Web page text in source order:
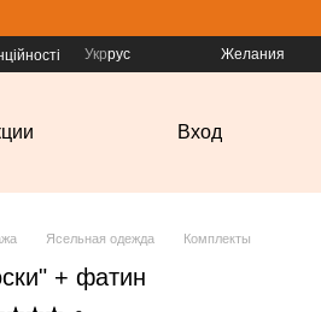
Укррус Желания
Вход
Ясельная одежда Комплекты
+ фатин